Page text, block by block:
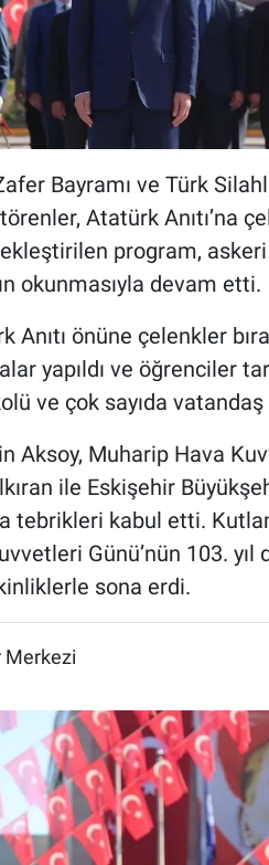
Bayramı ve Türk
Atatürk Anıtı’na
program,
okunmasıyla devam etti.
Anıtı önüne çelenkler
yapıldı ve öğrenciler
ve çok sayıda vatandaş
Aksoy, Muharip Hava
ile Eskişehir
tebrikleri kabul etti.
Günü’nün 103. yıl
sona erdi.
Merkezi